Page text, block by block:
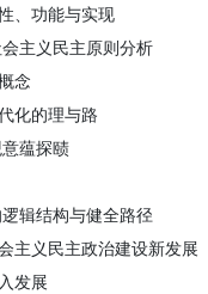
、功能与实现
主义民主原则分析
念
化的理与路
蕴探赜
辑结构与健全路径
主义民主政治建设新发展
发展